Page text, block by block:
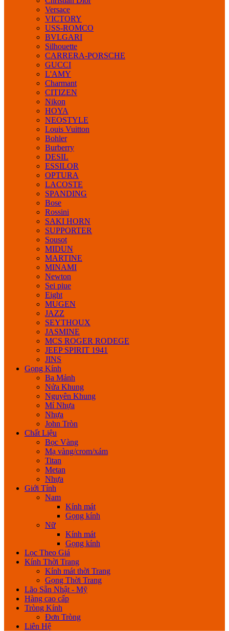
Versace
VICTORY
USS-ROMCO
BVLGARI
Silhouette
CARRERA-PORSCHE
GUCCI
L'AMY
Charmant
CITIZEN
Nikon
HOYA
NEOSTYLE
Louis Vuitton
Bohler
Burberry
DESIL
ESSILOR
OPTURA
LACOSTE
SPANDING
Bose
Rossini
SAKI HORN
SUPPORTER
Sousot
MIDUN
MARTINE
MINAMI
Newton
Sei piue
Eight
MUGEN
JAZZ
SEYTHOUX
JASMINE
MCS ROGER RODEGE
JEEP SPIRIT 1941
JINS
Gọng Kính
Ba Mảnh
Nửa Khung
Nguyên Khung
Mí Nhựa
Nhựa
John Tròn
Chất Liệu
Bọc Vàng
Mạ vàng/crom/xám
Titan
Metan
Nhựa
Giới Tính
Nam
Kính mát
Gọng kính
Nữ
Kính mát
Gọng kính
Lọc Theo Giá
Kính Thời Trang
Kính mát thời Trang
Gọng Thời Trang
Lão Sẵn Nhật - Mỹ
Hàng cao cấp
Tròng Kính
Đơn Tròng
Liên Hệ